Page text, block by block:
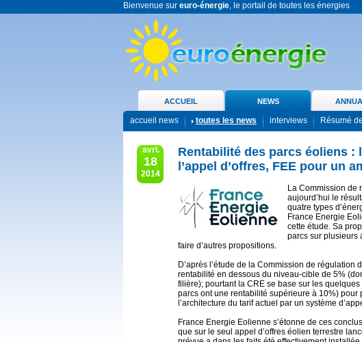
Bienvenue sur euro-énergie, le portail de toutes les énergies
ACCUEIL NEWS
accueil news toutes les news interviews Résumé
avri.
18
2014
Rentabilité des parcs éoliens :
l’appel d’offres, FEE pour un
La Commission de
aujourd’hui le
quatre types
France Energie
cette étude. Sa
parcs sur plusieurs
faire d’autres propositions.
D’après l’étude de la Commission de régulation
rentabilité en dessous du niveau-cible de 5%
filière); pourtant la CRE se base sur les
parcs ont une rentabilité supérieure à 10%) pour
l’architecture du tarif actuel par un système
France Energie Eolienne s’étonne de ces
que sur le seul appel d’offres éolien terrestre